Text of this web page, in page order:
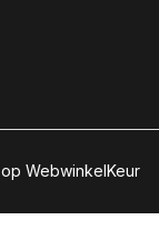
op WebwinkelKeur